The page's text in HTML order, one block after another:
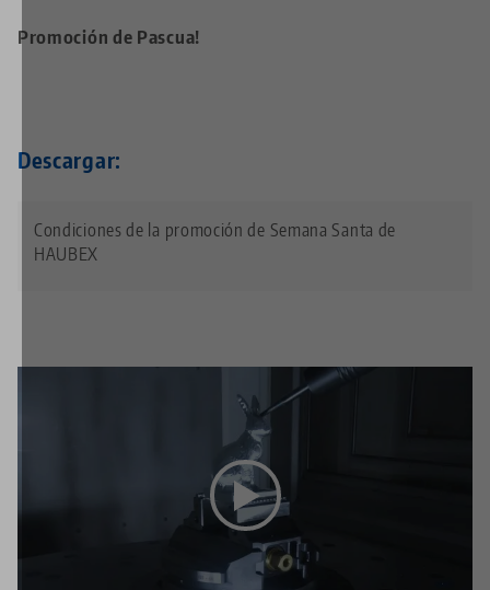
Promoción de Pascua!
Descargar:
Condiciones de la promoción de Semana Santa de
HAUBEX
Este vídeo está alojado en YouTube. Para ver el vídeo,
acepte las cookies multimedia en el configuración de
privacidad .